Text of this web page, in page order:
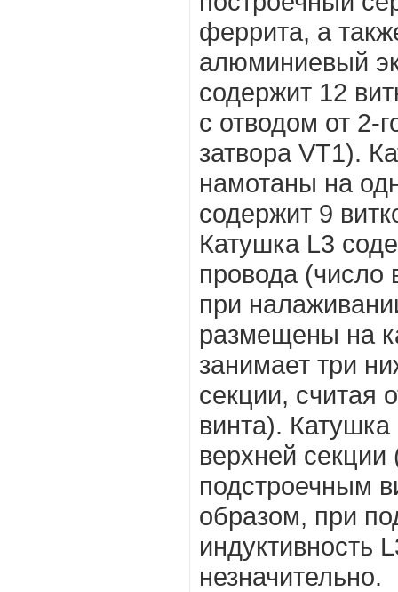
феррита, а
алюминиевый
содержит 12
с отводом от 2-
затвора VT1).
намотаны на
содержит 9
Катушка L3
провода (число
при
размещены на
занимает три
секции, считая
винта).
верхней секции
подстроечным
образом, при
индуктивность
незначительно.